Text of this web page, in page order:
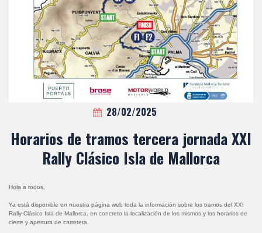
28/02/2025
Horarios de tramos tercera jornada XXI
Rally Clásico Isla de Mallorca
Hola a todos,
Ya está disponible en nuestra página web toda la información sobre los tramos del XXI
Rally Clásico Isla de Mallorca, en concreto la localización de los mismos y los horarios de
cierre y apertura de carretera.